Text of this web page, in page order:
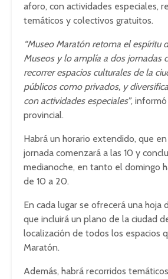
aforo, con actividades especiales,
temáticos y colectivos gratuitos.
“Museo Maratón retoma el espíritu
Museos y lo amplía a dos jornadas
recorrer espacios culturales de la
públicos como privados, y
con actividades especiales”,
provincial.
Habrá un horario extendido, que
jornada comenzará a las 10 y
medianoche, en tanto el domingo
de 10 a 20.
En cada lugar se ofrecerá una hoja
que incluirá un plano de la ciudad
localización de todos los espacios
Maratón.
Además, habrá recorridos